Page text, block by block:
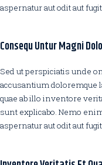
aspernatur aut odit aut fugit.
Consequ Untur Magni
Sed ut perspiciatis unde
accusantium doloremque
quae ab illo inventore
sunt explicabo. Nemo
aspernatur aut odit aut